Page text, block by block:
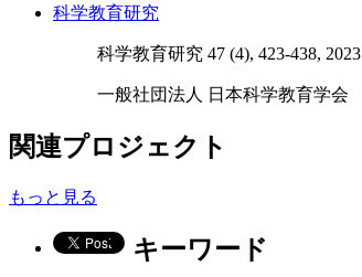
科学教育研究
科学教育研究 47 (4), 423-438, 2023
一般社団法人 日本科学教育学会
関連プロジェクト
もっと見る
キーワード